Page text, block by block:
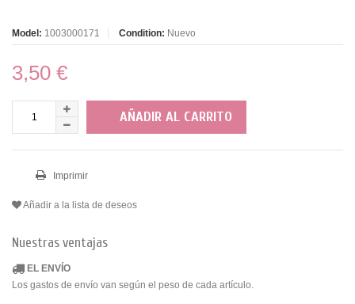
Model: 1003000171 Condition: Nuevo
3,50 €
AÑADIR AL CARRITO
Imprimir
Añadir a la lista de deseos
Nuestras ventajas
EL ENVÍO
Los gastos de envío van según el peso de cada artículo.